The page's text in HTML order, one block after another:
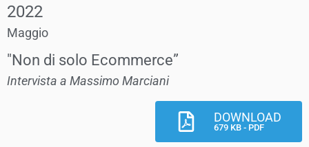
2022
Maggio
"Non di solo Ecommerce”
Intervista a Massimo Marciani
DOWNLOAD
679 KB - PDF